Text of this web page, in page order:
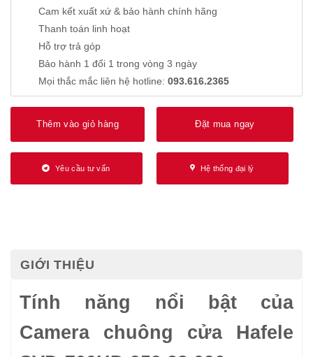
Cam kết xuất xứ & bảo hành chính hãng
Thanh toán linh hoạt
Hỗ trợ trả góp
Bảo hành 1 đổi 1 trong vòng 3 ngày
Mọi thắc mắc liên hệ hotline: 093.616.2365
Thêm vào giỏ hàng Đặt mua ngay
Yêu cầu tư vấn Hệ thống đại lý
GIỚI THIỆU
Tính năng nổi bật của
Camera chuông cửa Hafele